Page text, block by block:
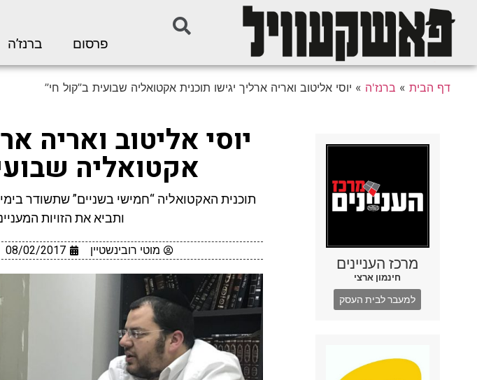
פרסום ברנז’ה
דף הבית » ברנז'ה » יוסי אליטוב ואריה ארליך יגישו תוכנית אקטואליה שבועית ב”קול חי”
מרכז העניינים
חינמון ארצי
למעבר לבית העסק
יוסי אליטוב ואריה
אקטואליה
תוכנית האקטואליה “חמישי בשניים” שתשודר
ותביא את הזויות
מוטי רובינשטיין 08/02/2017